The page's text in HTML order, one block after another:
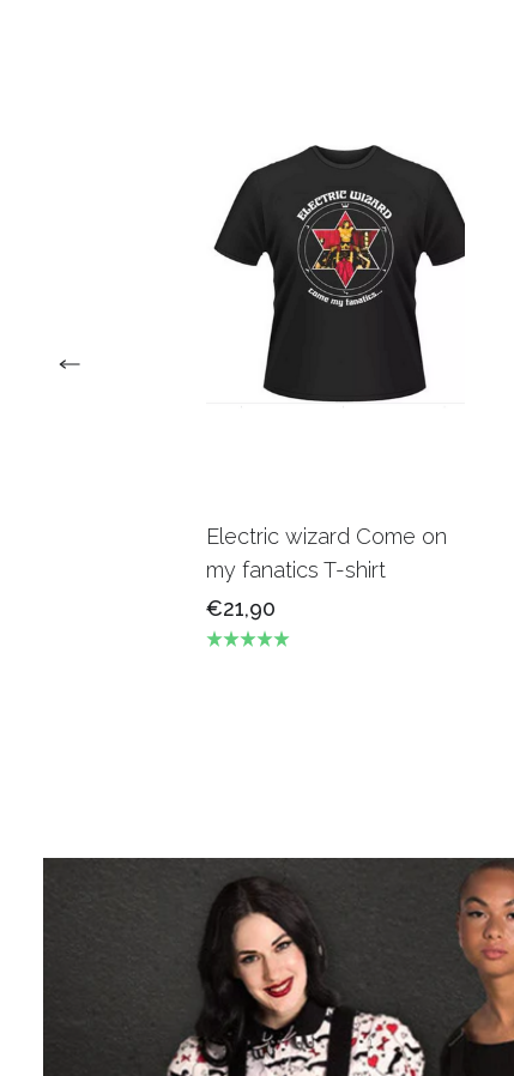
Electric wizard Come on
my fanatics T-shirt
€21,90